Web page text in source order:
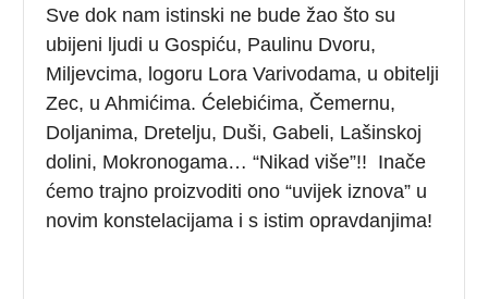
Sve dok nam istinski ne bude žao što su
ubijeni ljudi u Gospiću, Paulinu Dvoru,
Miljevcima, logoru Lora Varivodama, u obitelji
Zec, u Ahmićima. Ćelebićima, Čemernu,
Doljanima, Dretelju, Duši, Gabeli, Lašinskoj
dolini, Mokronogama… “Nikad više”!! Inače
ćemo trajno proizvoditi ono “uvijek iznova” u
novim konstelacijama i s istim opravdanjima!